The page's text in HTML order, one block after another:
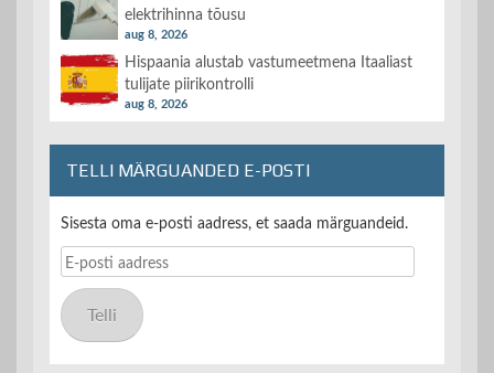
elektrihinna tõusu
aug 8, 2026
Hispaania alustab vastumeetmena Itaaliast
tulijate piirikontrolli
aug 8, 2026
TELLI MÄRGUANDED E-POSTI
Sisesta oma e-posti aadress, et saada märguandeid.
E-
posti
aadress
Telli